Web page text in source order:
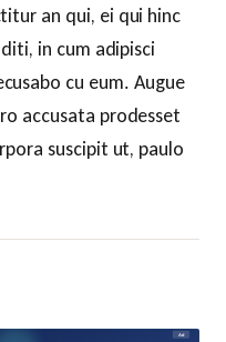
an qui, ei qui hinc
in cum adipisci
cu eum. Augue
accusata prodesset
suscipit ut, paulo